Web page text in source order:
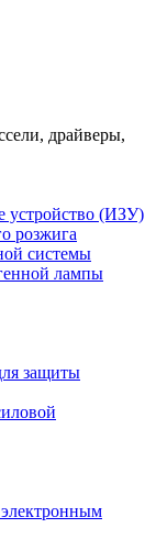
драйверы,
устройство (ИЗУ)
розжига
системы
лампы
защиты